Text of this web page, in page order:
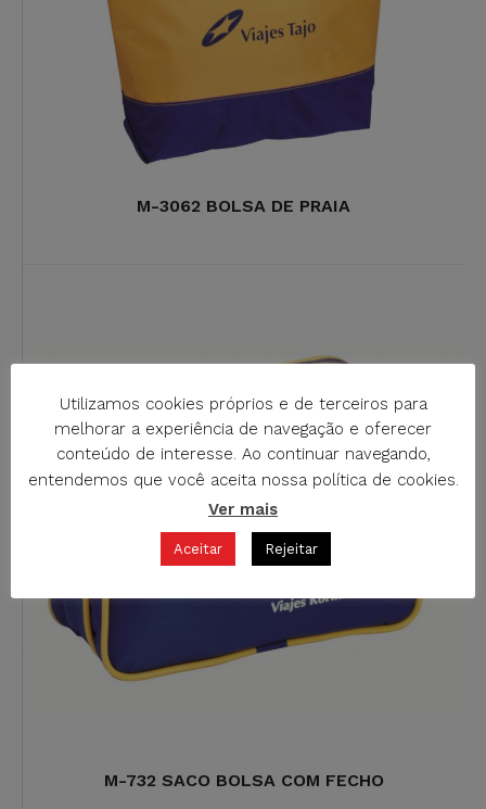
M-3062 BOLSA DE PRAIA
M-732 SACO BOLSA COM FECHO
Utilizamos cookies próprios e de terceiros para
melhorar a experiência de navegação e oferecer
conteúdo de interesse. Ao continuar navegando,
entendemos que você aceita nossa política de cookies.
Ver mais
Aceitar Rejeitar